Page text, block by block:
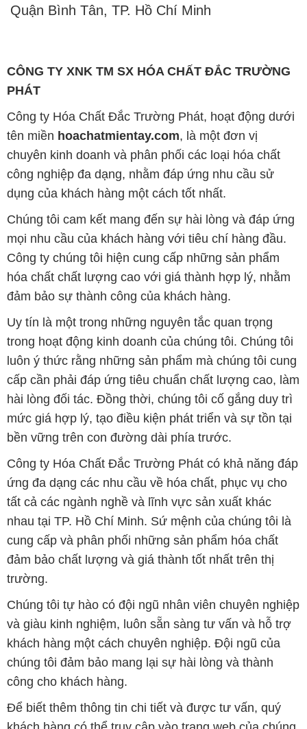
Quận Bình Tân, TP. Hồ Chí Minh
CÔNG TY XNK TM SX HÓA CHẤT ĐẮC TRƯỜNG
PHÁT
Công ty Hóa Chất Đắc Trường Phát, hoạt động dưới
tên miền hoachatmientay.com, là một đơn vị
chuyên kinh doanh và phân phối các loại hóa chất
công nghiệp đa dạng, nhằm đáp ứng nhu cầu sử
dụng của khách hàng một cách tốt nhất.
Chúng tôi cam kết mang đến sự hài lòng và đáp ứng
mọi nhu cầu của khách hàng với tiêu chí hàng đầu.
Công ty chúng tôi hiện cung cấp những sản phẩm
hóa chất chất lượng cao với giá thành hợp lý, nhằm
đảm bảo sự thành công của khách hàng.
Uy tín là một trong những nguyên tắc quan trọng
trong hoạt động kinh doanh của chúng tôi. Chúng tôi
luôn ý thức rằng những sản phẩm mà chúng tôi cung
cấp cần phải đáp ứng tiêu chuẩn chất lượng cao, làm
hài lòng đối tác. Đồng thời, chúng tôi cố gắng duy trì
mức giá hợp lý, tạo điều kiện phát triển và sự tồn tại
bền vững trên con đường dài phía trước.
Công ty Hóa Chất Đắc Trường Phát có khả năng đáp
ứng đa dạng các nhu cầu về hóa chất, phục vụ cho
tất cả các ngành nghề và lĩnh vực sản xuất khác
nhau tại TP. Hồ Chí Minh. Sứ mệnh của chúng tôi là
cung cấp và phân phối những sản phẩm hóa chất
đảm bảo chất lượng và giá thành tốt nhất trên thị
trường.
Chúng tôi tự hào có đội ngũ nhân viên chuyên nghiệp
và giàu kinh nghiệm, luôn sẵn sàng tư vấn và hỗ trợ
khách hàng một cách chuyên nghiệp. Đội ngũ của
chúng tôi đảm bảo mang lại sự hài lòng và thành
công cho khách hàng.
Để biết thêm thông tin chi tiết và được tư vấn, quý